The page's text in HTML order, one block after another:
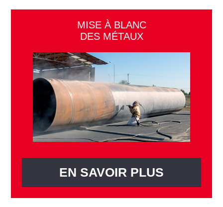
MISE À BLANC
DES MÉTAUX
EN SAVOIR PLUS